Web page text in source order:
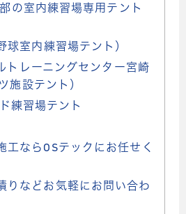
の室内練習場専用テント
球室内練習場テント）
トレーニングセンター宮崎
施設テント）
練習場テント
工ならOSテックにお任せく
りなどお気軽にお問い合わ